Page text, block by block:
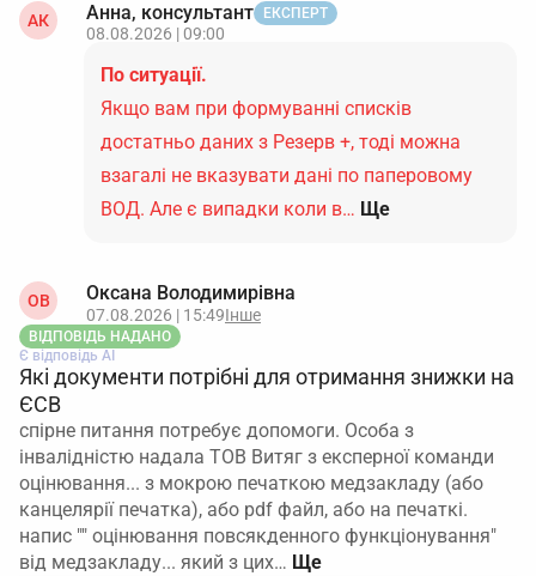
АК Анна, консультант ЕКСПЕРТ
08.08.2026 | 09:00
По ситуації.
Якщо вам при формуванні списків
достатньо даних з Резерв +, тоді можна
взагалі не вказувати дані по паперовому
ВОД. Але є випадки коли в… Ще
ОВ Оксана Володимирівна
07.08.2026 | 15:49Інше
ВІДПОВІДЬ НАДАНО
Є відповідь АІ
Які документи потрібні для отримання знижки на
ЄСВ
спірне питання потребує допомоги. Особа з
інвалідністю надала ТОВ Витяг з експерної команди
оцінювання... з мокрою печаткою медзакладу (або
канцелярії печатка), або pdf файл, або на печаткі.
напис "" оцінювання повсякденного функціонування"
від медзакладу... який з цих…